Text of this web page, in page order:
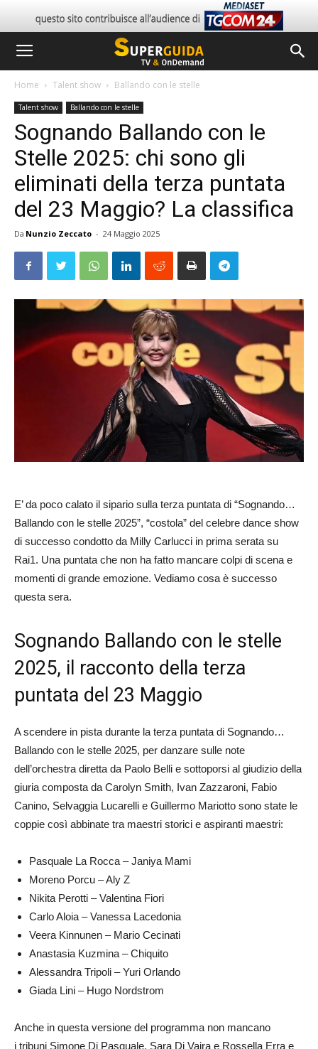
Home Talent show Ballando con le stelle
Talent show Ballando con le stelle
Sognando Ballando con le
Stelle 2025: chi sono gli
eliminati della terza puntata
del 23 Maggio? La classifica
Da Nunzio Zeccato - 24 Maggio 2025
E’ da poco calato il sipario sulla terza puntata di “Sognando…
Ballando con le stelle 2025”, “costola” del celebre dance show
di successo condotto da Milly Carlucci in prima serata su
Rai1. Una puntata che non ha fatto mancare colpi di scena e
momenti di grande emozione. Vediamo cosa è successo
questa sera.
Sognando Ballando con le stelle
2025, il racconto della terza
puntata del 23 Maggio
A scendere in pista durante la terza puntata di Sognando…
Ballando con le stelle 2025, per danzare sulle note
dell’orchestra diretta da Paolo Belli e sottoporsi al giudizio della
giuria composta da Carolyn Smith, Ivan Zazzaroni, Fabio
Canino, Selvaggia Lucarelli e Guillermo Mariotto sono state le
coppie così abbinate tra maestri storici e aspiranti maestri:
Pasquale La Rocca – Janiya Mami
Moreno Porcu – Aly Z
Nikita Perotti – Valentina Fiori
Carlo Aloia – Vanessa Lacedonia
Veera Kinnunen – Mario Cecinati
Anastasia Kuzmina – Chiquito
Alessandra Tripoli – Yuri Orlando
Giada Lini – Hugo Nordstrom
Anche in questa versione del programma non mancano
i tribuni Simone Di Pasquale, Sara Di Vaira e Rossella Erra e